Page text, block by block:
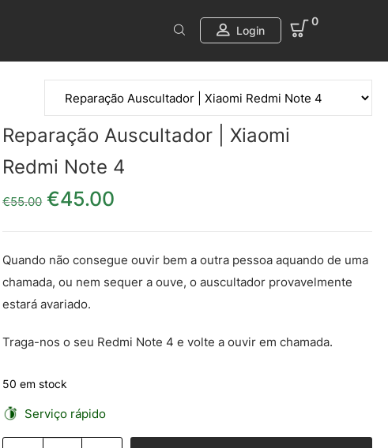
Login
0
Reparação Auscultador | Xiaomi
Redmi Note 4
€55.00 O preço original era: €55.00.
€45.00
Quando não consegue ouvir bem a outra pessoa aquando de uma
chamada, ou nem sequer a ouve, o auscultador provavelmente
estará avariado.
Traga-nos o seu Redmi Note 4 e volte a ouvir em chamada.
50 em stock
Serviço rápido